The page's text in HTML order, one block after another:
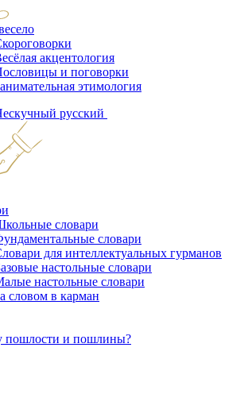
акцентология
и поговорки
этимология
русский
словари
словари
для интеллектуальных гурманов
настольные словари
настольные словари
словом в карман
пошлости и пошлины?